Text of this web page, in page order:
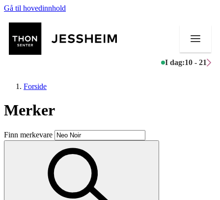
Gå til hovedinnhold
I dag:10 - 21
Butikker
Mat og drikke
Aktiviteter
Forside
Merker
Finn merkevare